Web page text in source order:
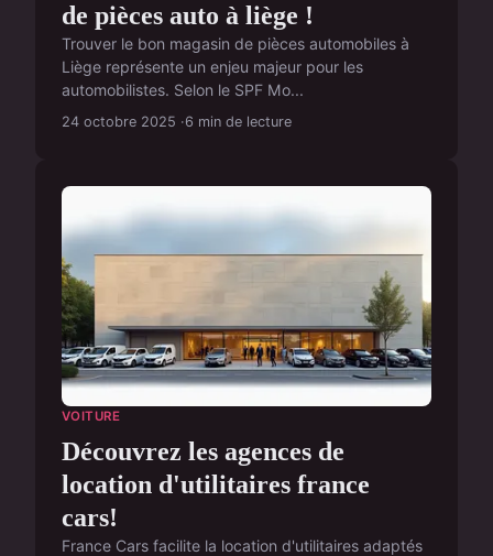
de pièces auto à liège !
Trouver le bon magasin de pièces automobiles à
Liège représente un enjeu majeur pour les
automobilistes. Selon le SPF Mo...
24 octobre 2025 6 min de lecture
VOITURE
Découvrez les agences de
location d'utilitaires france
cars!
France Cars facilite la location d'utilitaires adaptés